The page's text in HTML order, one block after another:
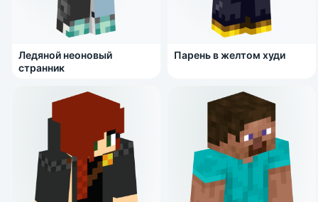
Ледяной неоновый
странник
Парень в желтом худи